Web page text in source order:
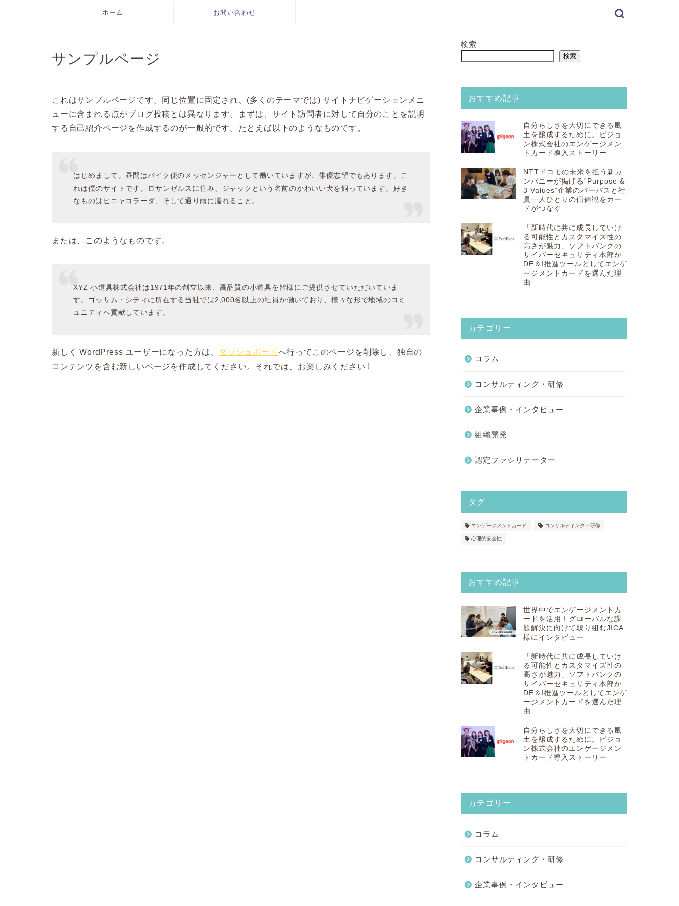
ホーム お問い合わせ
サンプルページ
これはサンプルページです。同じ位置に固定され、(多くのテーマでは) サイトナビゲーションメニ
ューに含まれる点がブログ投稿とは異なります。まずは、サイト訪問者に対して自分のことを説明
する自己紹介ページを作成するのが一般的です。たとえば以下のようなものです。
はじめまして。昼間はバイク便のメッセンジャーとして働いていますが、俳優志望でもあります。こ
れは僕のサイトです。ロサンゼルスに住み、ジャックという名前のかわいい犬を飼っています。好き
なものはピニャコラーダ、そして通り雨に濡れること。
または、このようなものです。
XYZ 小道具株式会社は1971年の創立以来、高品質の小道具を皆様にご提供させていただいていま
す。ゴッサム・シティに所在する当社では2,000名以上の社員が働いており、様々な形で地域のコミ
ュニティへ貢献しています。
新しく WordPress ユーザーになった方は、 ダッシュボードへ行ってこのページを削除し、独自の
コンテンツを含む新しいページを作成してください。それでは、お楽しみください !
検索
検索
おすすめ記事
自分らしさを大切にできる風
土を醸成するために。ピジョ
ン株式会社のエンゲージメン
トカード導入ストーリー
NTTドコモの未来を担う新カ
ンパニーが掲げる”Purpose &
3 Values”企業のパーパスと社
員一人ひとりの価値観をカー
ドがつなぐ
「新時代に共に成長していけ
る可能性とカスタマイズ性の
高さが魅力」ソフトバンクの
サイバーセキュリティ本部が
DE＆I推進ツールとしてエンゲ
ージメントカードを選んだ理
由
カテゴリー
コラム
コンサルティング・研修
企業事例・インタビュー
組織開発
認定ファシリテーター
タグ
エンゲージメントカード コンサルティング・研修
心理的安全性
おすすめ記事
世界中でエンゲージメントカ
ードを活用！グローバルな課
題解決に向けて取り組むJICA
様にインタビュー
「新時代に共に成長していけ
る可能性とカスタマイズ性の
高さが魅力」ソフトバンクの
サイバーセキュリティ本部が
DE＆I推進ツールとしてエンゲ
ージメントカードを選んだ理
由
自分らしさを大切にできる風
土を醸成するために。ピジョ
ン株式会社のエンゲージメン
トカード導入ストーリー
カテゴリー
コラム
コンサルティング・研修
企業事例・インタビュー